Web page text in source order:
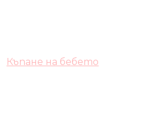
Къпане на бебето